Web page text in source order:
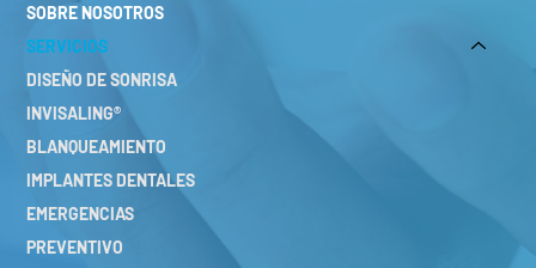
SOBRE NOSOTROS
SERVICIOS
DISEÑO DE SONRISA
INVISALING®
BLANQUEAMIENTO
IMPLANTES DENTALES
EMERGENCIAS
PREVENTIVO